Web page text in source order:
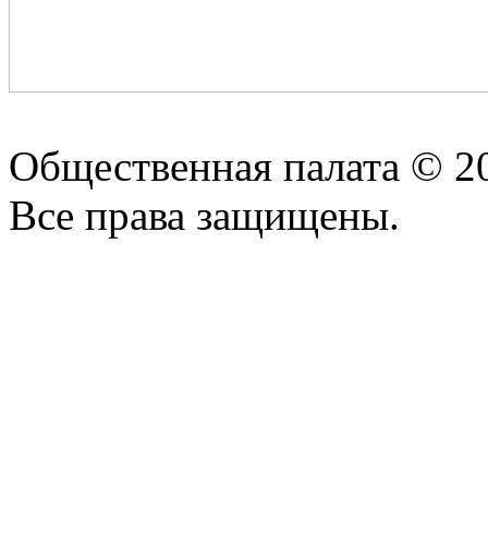
Общественная палата ©
Все права защищены.